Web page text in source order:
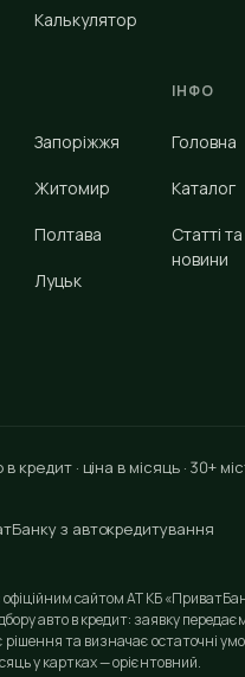
Калькулятор
Запоріжжя
Житомир
Полтава
Луцьк
ІНФО
Головна
Каталог
Статті та
новини
кредит · ціна в місяць · 30+
з автокредитування
офіційним сайтом АТ КБ
авто в кредит: заявку
рішення та визначає остаточні
у картках — орієнтовний.